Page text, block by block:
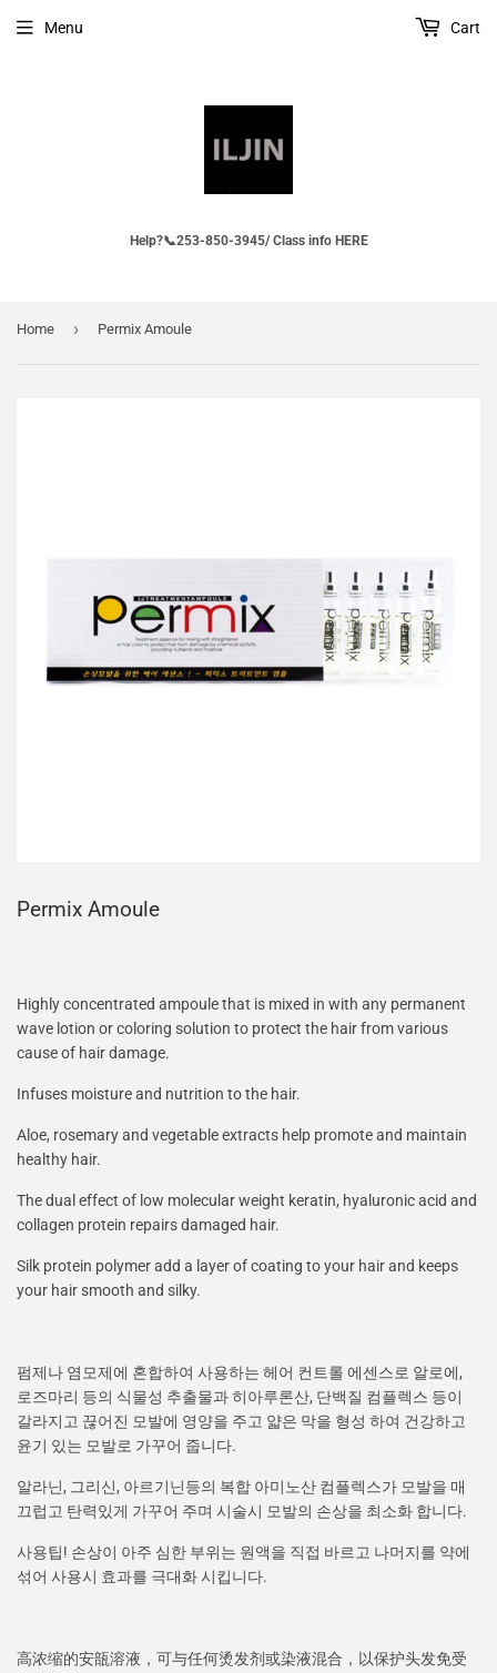
Help?📞253-850-3945/ Class info HERE
Menu Cart
Home › Permix Amoule
Permix Amoule
Highly concentrated ampoule that is mixed in with any permanent
wave lotion or coloring solution to protect the hair from various
cause of hair damage.
Infuses moisture and nutrition to the hair.
Aloe, rosemary and vegetable extracts help promote and maintain
healthy hair.
The dual effect of low molecular weight keratin, hyaluronic acid and
collagen protein repairs damaged hair.
Silk protein polymer add a layer of coating to your hair and keeps
your hair smooth and silky.
펌제나 염모제에 혼합하여 사용하는 헤어 컨트롤 에센스로 알로에,
로즈마리 등의 식물성 추출물과 히아루론산, 단백질 컴플렉스 등이
갈라지고 끊어진 모발에 영양을 주고 얇은 막을 형성 하여 건강하고
윤기 있는 모발로 가꾸어 줍니다.
알라닌, 그리신, 아르기닌등의 복합 아미노산 컴플렉스가 모발을 매
끄럽고 탄력있게 가꾸어 주며 시술시 모발의 손상을 최소화 합니다.
사용팁! 손상이 아주 심한 부위는 원액을 직접 바르고 나머지를 약에
섞어 사용시 효과를 극대화 시킵니다.
高浓缩的安瓿溶液，可与任何烫发剂或染液混合，以保护头发免受